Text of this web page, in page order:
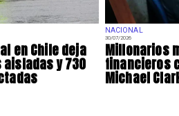
en Chile deja
y 730
NACIONAL
30/07/2026
Millonarios
financieros
Michael